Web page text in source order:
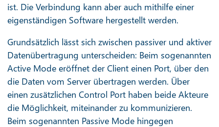
ist. Die Verbindung kann aber auch mithilfe einer
eigenständigen Software hergestellt werden.
Grundsätzlich lässt sich zwischen passiver und aktiver
Datenübertragung unterscheiden: Beim sogenannten
Active Mode eröffnet der Client einen Port, über den
die Daten vom Server übertragen werden. Über
einen zusätzlichen Control Port haben beide Akteure
die Möglichkeit, miteinander zu kommunizieren.
Beim sogenannten Passive Mode hingegen